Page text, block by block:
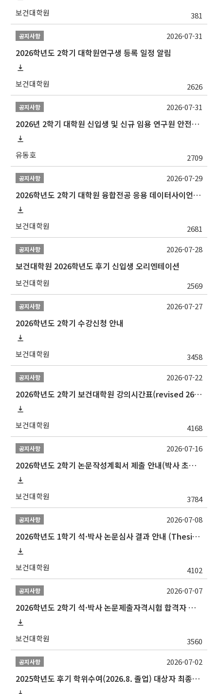
보건대학원 381
공지사항
2026학년도 2학기 대학원연구생 등록 일정 알림
보건대학원 2626
2026-07-31
공지사항
2026년 2학기 대학원 신입생 및 신규 임용 연구원 안전환경교육(신규교육) 실시 안내
유동호 2709
2026-07-31
공지사항
2026학년도 2학기 대학원 융합전공 응용 데이터사이언스 선발 계획 알림
보건대학원 2681
2026-07-29
공지사항
보건대학원 2026학년도 후기 신입생 오리엔테이션
보건대학원 2569
2026-07-28
공지사항
2026학년도 2학기 수강신청 안내
보건대학원 3458
2026-07-27
공지사항
2026학년도 2학기 보건대학원 강의시간표(revised 260803)(2026 2nd SEMESTER SNU GSPH TIMETABLE)
보건대학원 4168
2026-07-22
공지사항
2026학년도 2학기 논문작성계획서 제출 안내(박사 초심 일정 포함)_Thesis Proposal
보건대학원 3784
2026-07-16
공지사항
2026학년도 1학기 석·박사 논문심사 결과 안내 (Thesis Defense Result)
보건대학원 4102
2026-07-08
공지사항
2026학년도 2학기 석·박사 논문제출자격시험 합격자 공고(TSQ Exam Result)
보건대학원 3560
2026-07-07
공지사항
2025학년도 후기 학위수여(2026.8. 졸업) 대상자 최종인준 논문 제출 안내
2026-07-02